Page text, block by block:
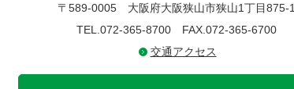
〒589-0005 大阪府大阪狭山市狭山1丁目875-1
TEL.072-365-8700 FAX.072-365-6700
交通アクセス